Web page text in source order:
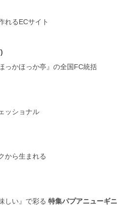
れるECサイト
っかほっか亭』の全国FC統括
ッショナル
から生まれる
しい』で彩る 特集パプアニューギニ